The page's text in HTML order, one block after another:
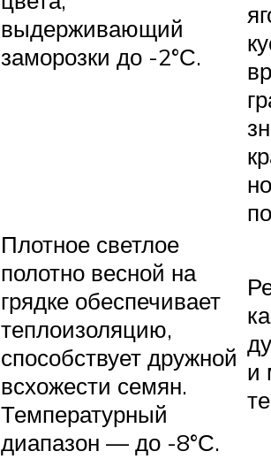
выдерживающий
заморозки до -2°С.
Плотное светлое
полотно весной на
грядке обеспечивает
теплоизоляцию,
способствует дружной
всхожести семян.
Температурный
диапазон — до -8°С.
и